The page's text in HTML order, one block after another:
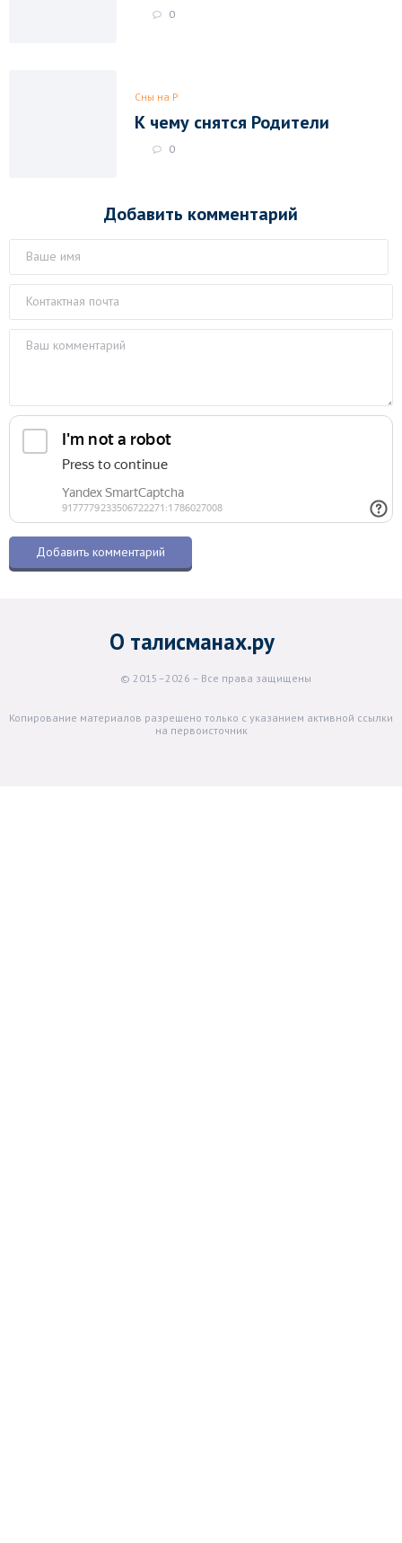
0
Сны на Р
К чему снятся Родители
0
Добавить комментарий
О талисманах.ру
© 2015–2026 – Все права защищены
Копирование материалов разрешено только с указанием активной ссылки
на первоисточник